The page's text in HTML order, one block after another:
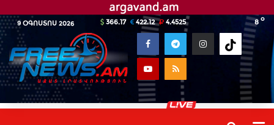
9 ՕԳՈՍՏՈՍ 2026 8 o
366.17 422.12 4.4525